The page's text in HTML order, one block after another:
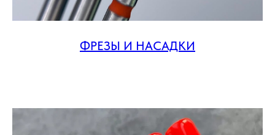
ФРЕЗЫ И НАСАДКИ